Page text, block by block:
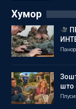
Хумор
што